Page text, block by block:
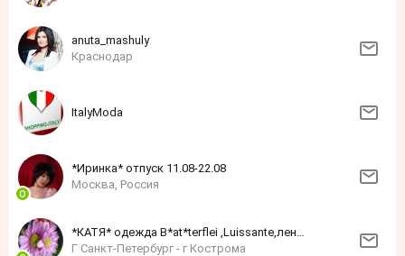
anuta_mashuly
Краснодар
ItalyModa
*Иринка* отпуск 11.08-22.08
Москва, Россия
*КАТЯ* одежда B*at*terflei ,Luissante,лен,хлопок
Г Санкт-Петербург - г Кострома